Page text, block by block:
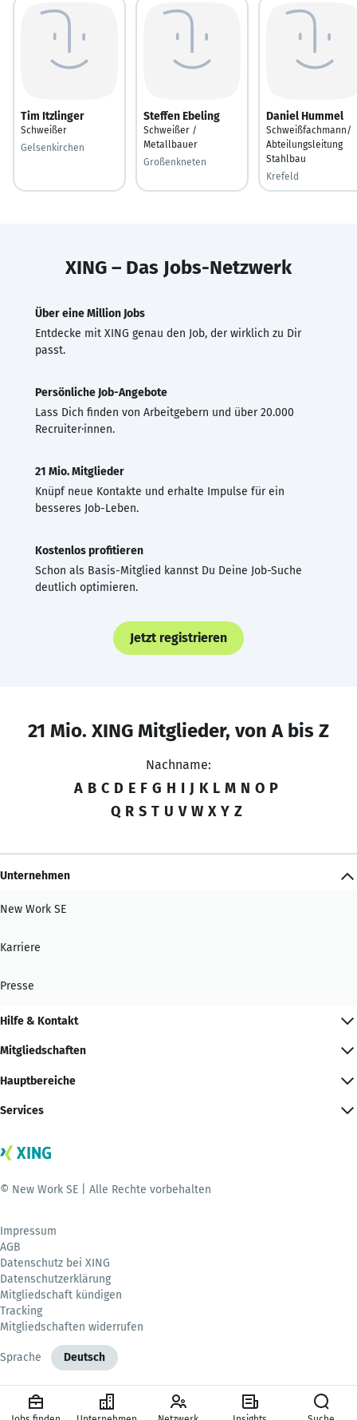
Tim Itzlinger
Schweißer
Gelsenkirchen
Steffen Ebeling
Schweißer /
Metallbauer
Großenkneten
Daniel Hummel
Schweißfachmann/
Abteilungsleitung
Stahlbau
Krefeld
XING – Das Jobs-Netzwerk
Über eine Million Jobs
Entdecke mit XING genau den Job, der wirklich zu Dir
passt.
Persönliche Job-Angebote
Lass Dich finden von Arbeitgebern und über 20.000
Recruiter·innen.
21 Mio. Mitglieder
Knüpf neue Kontakte und erhalte Impulse für ein
besseres Job-Leben.
Kostenlos profitieren
Schon als Basis-Mitglied kannst Du Deine Job-Suche
deutlich optimieren.
Jetzt registrieren
21 Mio. XING Mitglieder, von A bis Z
Nachname:
A B C D E F G H I J K L M N O P
Q R S T U V W X Y Z
Unternehmen
New Work SE
Karriere
Presse
Hilfe & Kontakt
Mitgliedschaften
Hauptbereiche
Services
© New Work SE | Alle Rechte vorbehalten
Impressum
AGB
Datenschutz bei XING
Datenschutzerklärung
Mitgliedschaft kündigen
Tracking
Mitgliedschaften widerrufen
Sprache Deutsch